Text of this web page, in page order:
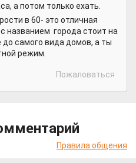
а потом только ехать.
в 60- это отличная
названием города стоит на
самого вида домов, а ты
режим.
Пожаловаться
Правила общения